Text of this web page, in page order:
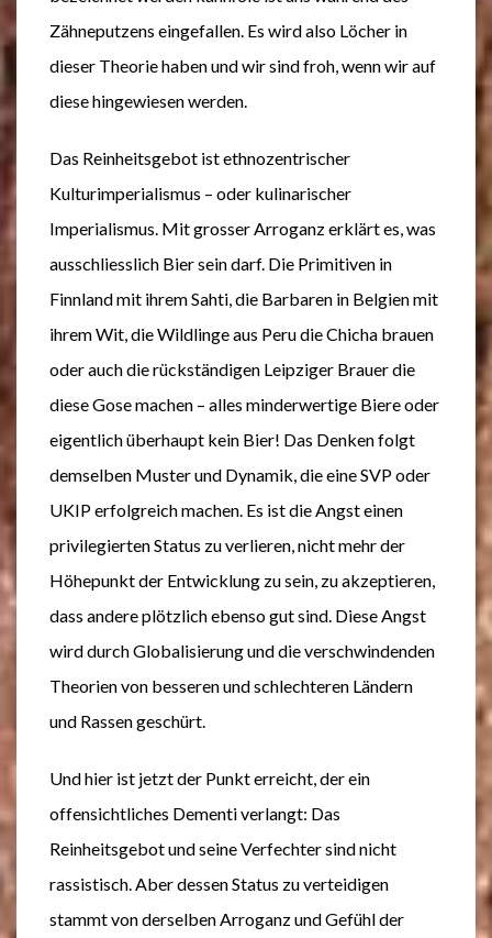
Zähneputzens eingefallen. Es wird also Löcher in
dieser Theorie haben und wir sind froh, wenn wir auf
diese hingewiesen werden.
Das Reinheitsgebot ist ethnozentrischer
Kulturimperialismus – oder kulinarischer
Imperialismus. Mit grosser Arroganz erklärt es, was
ausschliesslich Bier sein darf. Die Primitiven in
Finnland mit ihrem Sahti, die Barbaren in Belgien mit
ihrem Wit, die Wildlinge aus Peru die Chicha brauen
oder auch die rückständigen Leipziger Brauer die
diese Gose machen – alles minderwertige Biere oder
eigentlich überhaupt kein Bier! Das Denken folgt
demselben Muster und Dynamik, die eine SVP oder
UKIP erfolgreich machen. Es ist die Angst einen
privilegierten Status zu verlieren, nicht mehr der
Höhepunkt der Entwicklung zu sein, zu akzeptieren,
dass andere plötzlich ebenso gut sind. Diese Angst
wird durch Globalisierung und die verschwindenden
Theorien von besseren und schlechteren Ländern
und Rassen geschürt.
Und hier ist jetzt der Punkt erreicht, der ein
offensichtliches Dementi verlangt: Das
Reinheitsgebot und seine Verfechter sind nicht
rassistisch. Aber dessen Status zu verteidigen
stammt von derselben Arroganz und Gefühl der